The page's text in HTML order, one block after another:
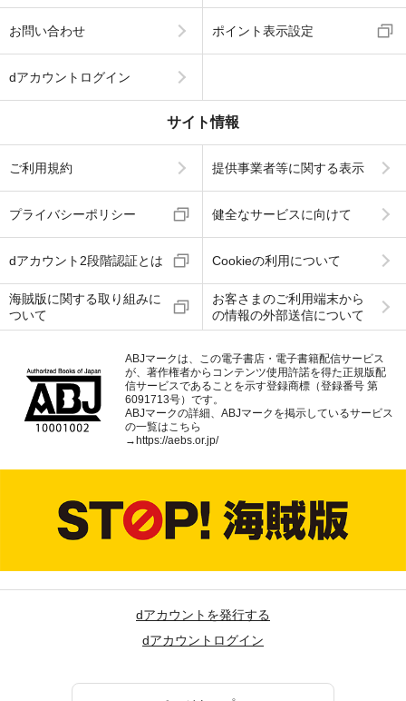
お問い合わせ ポイント表示設定
dアカウントログイン
サイト情報
ご利用規約 提供事業者等に関する表示
プライバシーポリシー 健全なサービスに向けて
dアカウント2段階認証とは Cookieの利用について
海賊版に関する取り組みに
ついて
お客さまのご利用端末から
の情報の外部送信について
ABJマークは、この電子書店・電子書籍配信サービス
が、著作権者からコンテンツ使用許諾を得た正規版配
信サービスであることを示す登録商標（登録番号 第
6091713号）です。
ABJマークの詳細、ABJマークを掲示しているサービス
の一覧はこちら
→ https://aebs.or.jp/
dアカウントを発行する
dアカウントログイン